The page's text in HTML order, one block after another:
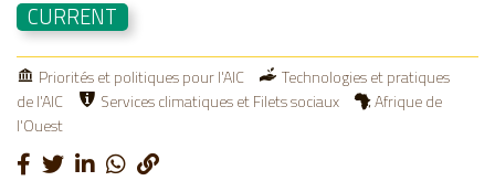
CURRENT
Priorités et politiques pour l'AIC
Technologies et pratiques
de l'AIC
Services climatiques et Filets sociaux
Afrique de
l'Ouest